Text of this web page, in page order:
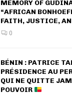
MEMORY OF
“AFRICAN
FAITH, JUSTICE,
0
BÉNIN : PATRICE
PRÉSIDENCE AU
QUI NE QUITTE
POUVOIR